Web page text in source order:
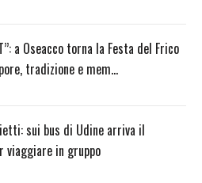
a Oseacco torna la Festa del Frico
tradizione e mem…
sui bus di Udine arriva il
viaggiare in gruppo